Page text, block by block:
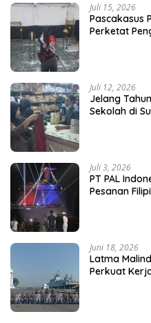
Juli 15, 2026
Pascakasus
Perketat
Juli 12, 2026
Jelang
Sekolah di
Juli 3, 2026
PT PAL
Pesanan
Juni 18, 2026
Latma
Perkuat